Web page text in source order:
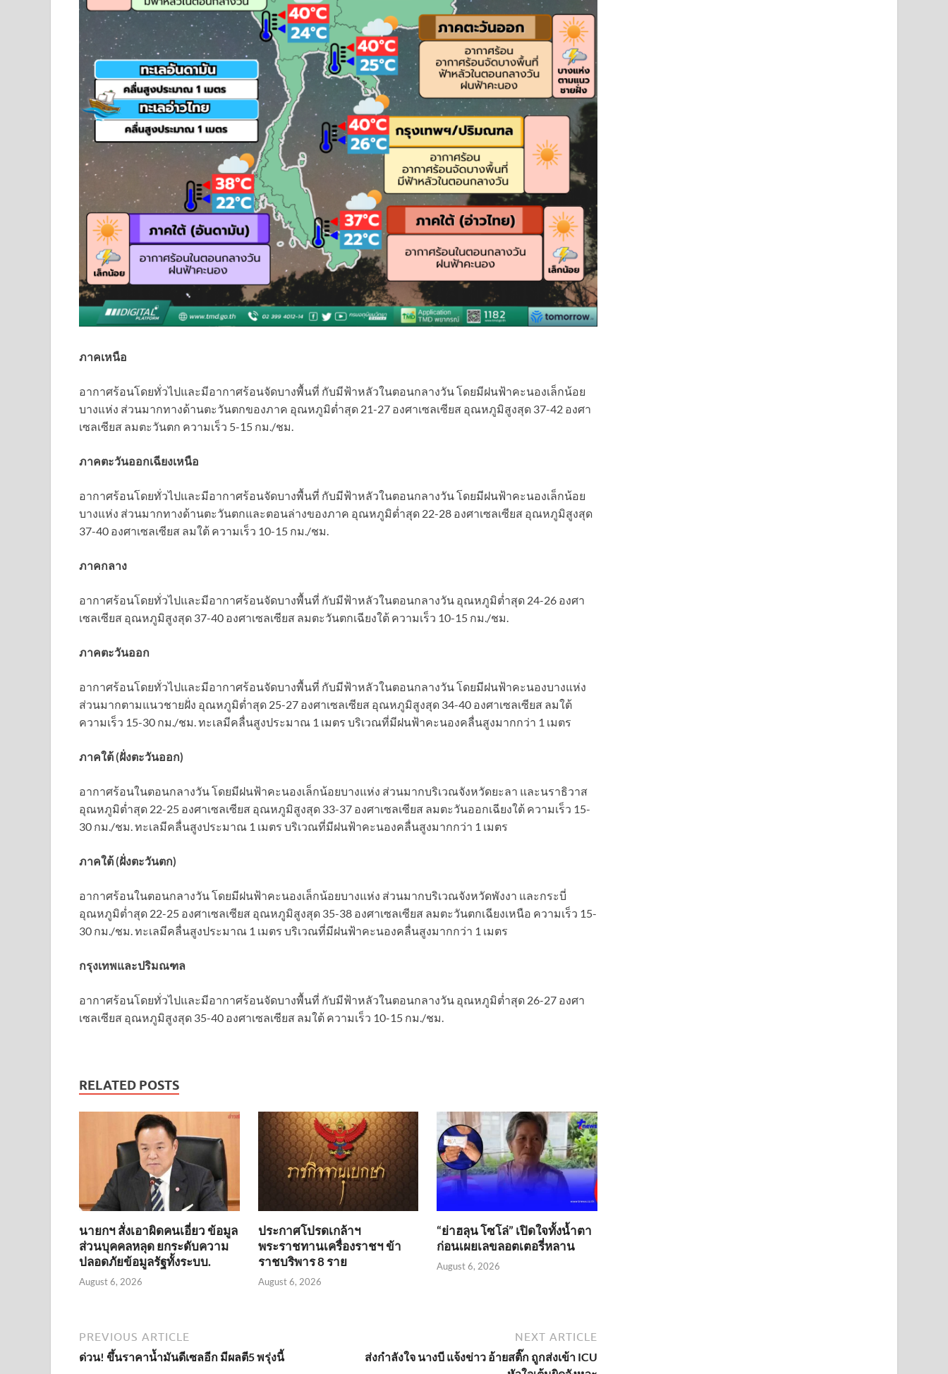
ภาคเหนือ
อากาศร้อนโดยทั่วไปและมีอากาศร้อนจัดบางพื้นที่ กับมีฟ้าหลัวในตอนกลางวัน โดยมีฝนฟ้าคะนองเล็กน้อย
บางแห่ง ส่วนมากทางด้านตะวันตกของภาค อุณหภูมิต่ำสุด 21-27 องศาเซลเซียส อุณหภูมิสูงสุด 37-42 องศา
เซลเซียส ลมตะวันตก ความเร็ว 5-15 กม./ชม.
ภาคตะวันออกเฉียงเหนือ
อากาศร้อนโดยทั่วไปและมีอากาศร้อนจัดบางพื้นที่ กับมีฟ้าหลัวในตอนกลางวัน โดยมีฝนฟ้าคะนองเล็กน้อย
บางแห่ง ส่วนมากทางด้านตะวันตกและตอนล่างของภาค อุณหภูมิต่ำสุด 22-28 องศาเซลเซียส อุณหภูมิสูงสุด
37-40 องศาเซลเซียส ลมใต้ ความเร็ว 10-15 กม./ชม.
ภาคกลาง
อากาศร้อนโดยทั่วไปและมีอากาศร้อนจัดบางพื้นที่ กับมีฟ้าหลัวในตอนกลางวัน อุณหภูมิต่ำสุด 24-26 องศา
เซลเซียส อุณหภูมิสูงสุด 37-40 องศาเซลเซียส ลมตะวันตกเฉียงใต้ ความเร็ว 10-15 กม./ชม.
ภาคตะวันออก
อากาศร้อนโดยทั่วไปและมีอากาศร้อนจัดบางพื้นที่ กับมีฟ้าหลัวในตอนกลางวัน โดยมีฝนฟ้าคะนองบางแห่ง
ส่วนมากตามแนวชายฝั่ง อุณหภูมิต่ำสุด 25-27 องศาเซลเซียส อุณหภูมิสูงสุด 34-40 องศาเซลเซียส ลมใต้
ความเร็ว 15-30 กม./ชม. ทะเลมีคลื่นสูงประมาณ 1 เมตร บริเวณที่มีฝนฟ้าคะนองคลื่นสูงมากกว่า 1 เมตร
ภาคใต้ (ฝั่งตะวันออก)
อากาศร้อนในตอนกลางวัน โดยมีฝนฟ้าคะนองเล็กน้อยบางแห่ง ส่วนมากบริเวณจังหวัดยะลา และนราธิวาส
อุณหภูมิต่ำสุด 22-25 องศาเซลเซียส อุณหภูมิสูงสุด 33-37 องศาเซลเซียส ลมตะวันออกเฉียงใต้ ความเร็ว 15-
30 กม./ชม. ทะเลมีคลื่นสูงประมาณ 1 เมตร บริเวณที่มีฝนฟ้าคะนองคลื่นสูงมากกว่า 1 เมตร
ภาคใต้ (ฝั่งตะวันตก)
อากาศร้อนในตอนกลางวัน โดยมีฝนฟ้าคะนองเล็กน้อยบางแห่ง ส่วนมากบริเวณจังหวัดพังงา และกระบี่
อุณหภูมิต่ำสุด 22-25 องศาเซลเซียส อุณหภูมิสูงสุด 35-38 องศาเซลเซียส ลมตะวันตกเฉียงเหนือ ความเร็ว 15-
30 กม./ชม. ทะเลมีคลื่นสูงประมาณ 1 เมตร บริเวณที่มีฝนฟ้าคะนองคลื่นสูงมากกว่า 1 เมตร
กรุงเทพและปริมณฑล
อากาศร้อนโดยทั่วไปและมีอากาศร้อนจัดบางพื้นที่ กับมีฟ้าหลัวในตอนกลางวัน อุณหภูมิต่ำสุด 26-27 องศา
เซลเซียส อุณหภูมิสูงสุด 35-40 องศาเซลเซียส ลมใต้ ความเร็ว 10-15 กม./ชม.
RELATED POSTS
นายกฯ สั่งเอาผิดคนเอี่ยว ข้อมูล
ส่วนบุคคลหลุด ยกระดับความ
ปลอดภัยข้อมูลรัฐทั้งระบบ.
August 6, 2026
ประกาศโปรดเกล้าฯ
พระราชทานเครื่องราชฯ ข้า
ราชบริพาร 8 ราย
August 6, 2026
“ย่าฮลุน โซโล่” เปิดใจทั้งน้ำตา
ก่อนเผยเลขลอตเตอรี่หลาน
August 6, 2026
PREVIOUS ARTICLE
ด่วน! ขึ้นราคาน้ำมันดีเซลอีก มีผลตี5 พรุ่งนี้
NEXT ARTICLE
ส่งกำลังใจ นางบี แจ้งข่าว อ้ายสติ๊ก ถูกส่งเข้า ICU